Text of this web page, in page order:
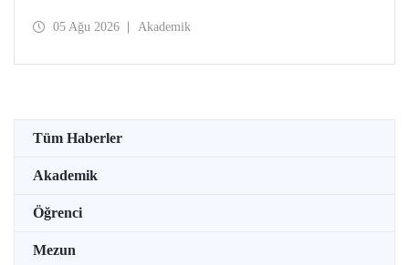
Koşullarına Bağlı Mikrolif Salımı: Aşınma, UV Maruziyeti
05 Ağu 2026 Akademik
Tüm Haberler
Akademik
Öğrenci
Mezun